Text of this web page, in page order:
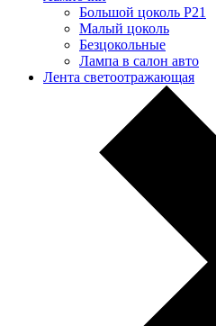
Большой цоколь P21
Малый цоколь
Безцокольные
Лампа в салон авто
Лента светоотражающая